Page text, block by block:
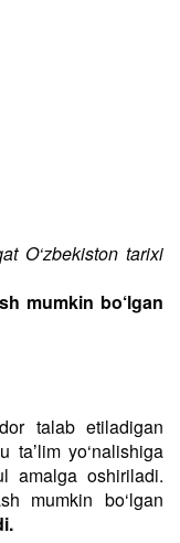
O‘zbekiston tarixi
mumkin bo‘lgan
talab etiladigan
taʼlim yo‘nalishiga
amalga oshiriladi.
mumkin bo‘lgan